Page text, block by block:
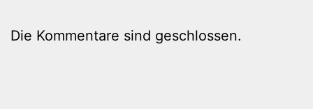
Die Kommentare sind geschlossen.